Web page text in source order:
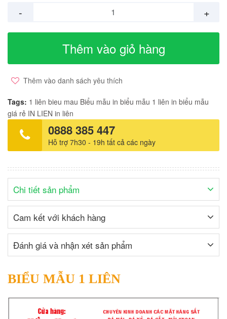
- +
Thêm vào giỏ hàng
Thêm vào danh sách yêu thích
Tags: 1 liên bieu mau Biểu mẫu in biểu mẫu 1 liên in biểu mẫu
giá rẻ IN LIEN in liên
0888 385 447
Hỗ trợ 7h30 - 19h tất cả các ngày
Chi tiết sản phẩm
Cam kết với khách hàng
Đánh giá và nhận xét sản phẩm
BIỂU MẪU 1 LIÊN